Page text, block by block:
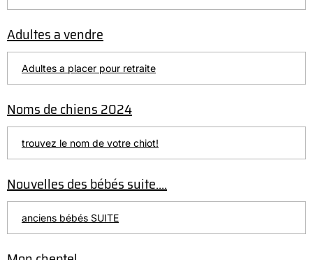
Adultes a vendre
Adultes a placer pour retraite
Noms de chiens 2024
trouvez le nom de votre chiot!
Nouvelles des bébés suite....
anciens bébés SUITE